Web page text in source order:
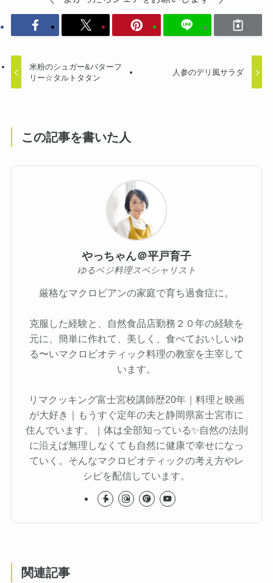
米粉のシュガー&バターフ
リー☆タルトタタン
人参のデリ風サラダ
この記事を書いた人
やっちゃん＠平戸育子
ゆるベジ料理スペシャリスト
厳格なマクロビアンの家庭で育ち過食症に。
克服した経験と、自然食品店勤務２０年の経験を
元に、簡単に作れて、美しく、食べておいしいゆ
る〜いマクロビオティック料理の教室を主宰して
います。
リマクッキング富士宮校講師歴20年｜料理と映画
が大好き｜もうすぐ定年の夫と静岡県富士宮市に
住んでいます。｜体は全部知っている✨自然の法則
に沿えば無理しなくても自然に健康で幸せになっ
ていく。そんなマクロビオティックの考え方やレ
シピを配信しています。
関連記事